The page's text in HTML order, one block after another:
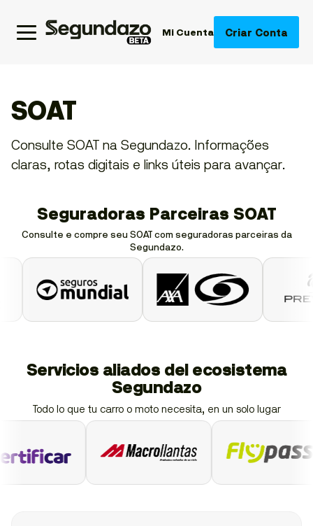
Mi Cuenta Criar Conta
SOAT
Consulte SOAT na Segundazo. Informações
claras, rotas digitais e links úteis para avançar.
Seguradoras Parceiras SOAT
Consulte e compre seu SOAT com seguradoras parceiras da
Segundazo.
Servicios aliados del ecosistema
Segundazo
Todo lo que tu carro o moto necesita, en un solo lugar